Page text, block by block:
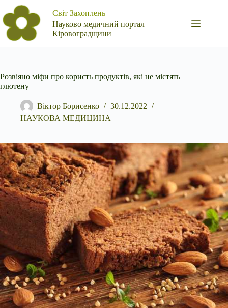
Перейти
до
вмісту
Світ Захоплень
Науково медичний портал
Кіровоградщини
Розвіяно міфи про користь продуктів, які не містять
глютену
Віктор Борисенко
30.12.2022
НАУКОВА МЕДИЦИНА